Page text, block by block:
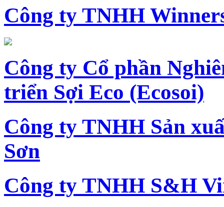
Công ty TNHH
Công ty Cổ phần
triển Sợi Eco (Ecosoi)
Công ty TNHH Sản
Sơn
Công ty TNHH S&H